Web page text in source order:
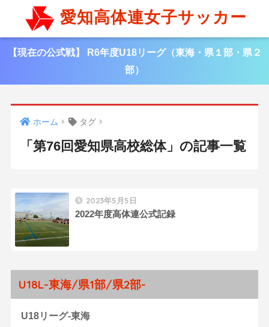
愛知高体連女子サッカー
【現在の公式戦】 R6年度U18リーグ（東海・県１部・県２
部）
ホーム タグ
「第76回愛知県高校総体」の記事一覧
2023年5月5日
2022年度高体連公式記録
U18L-東海/県1部/県2部-
U18リーグ-東海